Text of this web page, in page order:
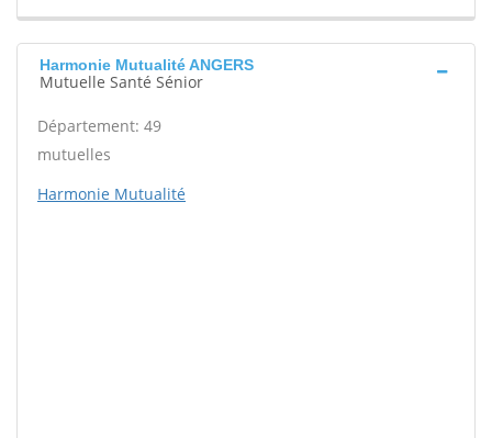
Harmonie Mutualité ANGERS
Mutuelle Santé Sénior
Département: 49
mutuelles
Harmonie Mutualité